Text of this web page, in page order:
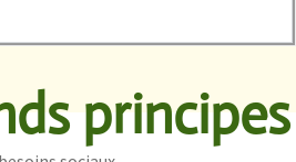
principes